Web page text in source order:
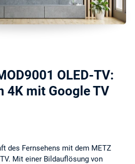
OLED-TV:
4K mit Google TV
des Fernsehens mit dem METZ
Mit einer Bildauflösung von